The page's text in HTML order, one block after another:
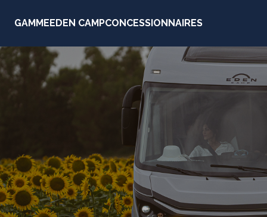
GAMMEEDEN CAMPCONCESSIONNAIRES